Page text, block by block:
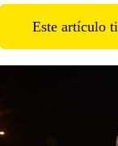
Este artículo